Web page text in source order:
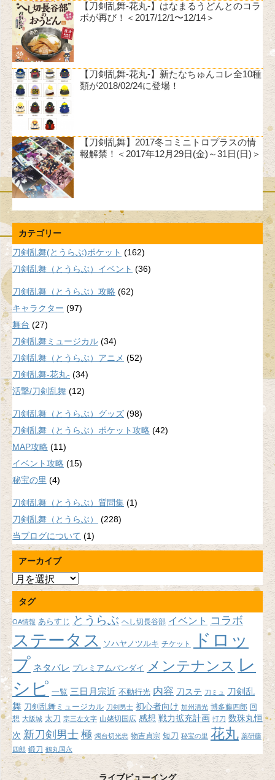
【刀剣乱舞-花丸-】はなまるうどんとのコラ
ボが再び！＜2017/12/1〜12/14＞
【刀剣乱舞-花丸-】新たなちゅんコレ全10種
類が2018/02/24に登場！
【刀剣乱舞】2017冬コミニトロプラスの情
報解禁！＜2017年12月29日(金)～31日(日)＞
カテゴリー
刀剣乱舞(とうらぶ)ポケット (162)
刀剣乱舞（とうらぶ）イベント (36)
刀剣乱舞（とうらぶ）攻略 (62)
キャラクター (97)
舞台 (27)
刀剣乱舞ミュージカル (34)
刀剣乱舞（とうらぶ）アニメ (52)
刀剣乱舞-花丸- (34)
活撃/刀剣乱舞 (12)
刀剣乱舞（とうらぶ）グッズ (98)
刀剣乱舞（とうらぶ）ポケット攻略 (42)
MAP攻略 (11)
イベント攻略 (15)
秘宝の里 (4)
刀剣乱舞（とうらぶ）質問集 (1)
刀剣乱舞（とうらぶ）
(228)
当ブログについて (1)
アーカイブ
ア
ー
カ
イ
ブ
タグ
OA情報 あらすじ とうらぶ へし切長谷部 イベント コラボ
ステータス ソハヤノツルキ チケット
ドロッ
プ ネタバレ プレミアムバンダイ メンテナンス レ
シピ 一覧 三日月宗近 不動行光 内容 刀ステ 刀ミュ
刀剣乱
舞 刀剣乱舞ミュージカル 刀剣男士 初心者向け 加州清光 博多藤四郎 回
想 大阪城 太刀 宗三左文字 山姥切国広 感想 戦力拡充計画 打刀 数珠丸恒
次 新刀剣男士 極 燭台切光忠 物吉貞宗 短刀 秘宝の里 花丸 薬研藤
四郎 鍛刀 鶴丸国永
ライブビューイング